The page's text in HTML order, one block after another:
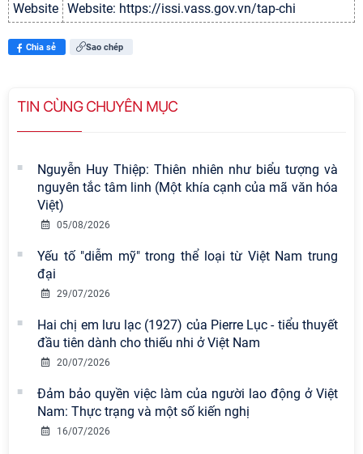
Website Website: https://issi.vass.gov.vn/tap-chi
Chia sẻ Sao chép
TIN CÙNG CHUYÊN MỤC
Nguyễn Huy Thiệp: Thiên nhiên như biểu tượng và
nguyên tắc tâm linh (Một khía cạnh của mã văn hóa
Việt)
05/08/2026
Yếu tố "diễm mỹ" trong thể loại từ Việt Nam trung
đại
29/07/2026
Hai chị em lưu lạc (1927) của Pierre Lục - tiểu thuyết
đầu tiên dành cho thiếu nhi ở Việt Nam
20/07/2026
Đảm bảo quyền việc làm của người lao động ở Việt
Nam: Thực trạng và một số kiến nghị
16/07/2026